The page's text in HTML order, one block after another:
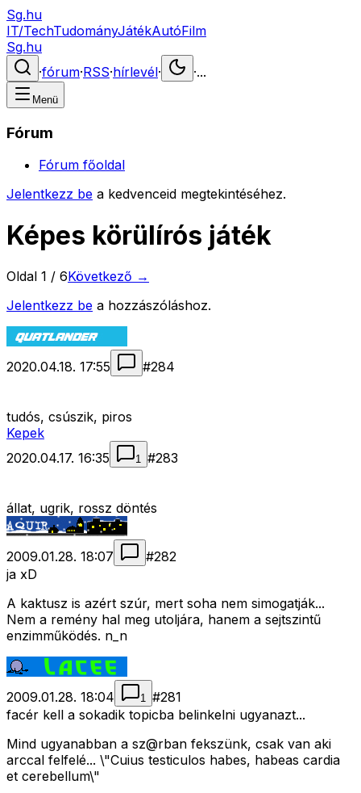
Sg.hu
IT/TechTudományJátékAutóFilm
Sg.hu
·fórum·RSS·hírlevél· ·...
Menü
Fórum
Fórum főoldal
Jelentkezz be a kedvenceid megtekintéséhez.
Képes körülírós játék
Oldal 1 / 6Következő →
Jelentkezz be a hozzászóláshoz.
2020.04.18. 17:55 #284
tudós, csúszik, piros
Kepek
2020.04.17. 16:35
1 #283
állat, ugrik, rossz döntés
2009.01.28. 18:07 #282
ja xD
A kaktusz is azért szúr, mert soha nem simogatják...
Nem a remény hal meg utoljára, hanem a sejtszintű
enzimműködés. n_n
2009.01.28. 18:04 1 #281
facér kell a sokadik topicba belinkelni ugyanazt...
Mind ugyanabban a sz@rban fekszünk, csak van aki
arccal felfelé... \"Cuius testiculos habes, habeas cardia
et cerebellum\"